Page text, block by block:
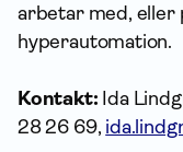
arbetar med, eller
hyperautomation.
Kontakt: Ida
28 26 69,